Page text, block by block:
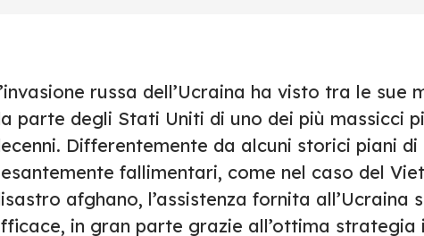
russa dell’Ucraina ha visto tra le sue
parte degli Stati Uniti di uno dei più massicci
Differentemente da alcuni storici piani
fallimentari, come nel caso del
afghano, l’assistenza fornita
in gran parte grazie all’ottima